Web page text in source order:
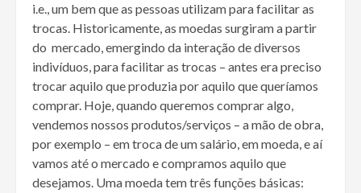
i.e., um bem que as pessoas utilizam para facilitar as
trocas. Historicamente, as moedas surgiram a partir
do mercado, emergindo da interação de diversos
indivíduos, para facilitar as trocas – antes era preciso
trocar aquilo que produzia por aquilo que queríamos
comprar. Hoje, quando queremos comprar algo,
vendemos nossos produtos/serviços – a mão de obra,
por exemplo – em troca de um salário, em moeda, e aí
vamos até o mercado e compramos aquilo que
desejamos. Uma moeda tem três funções básicas: